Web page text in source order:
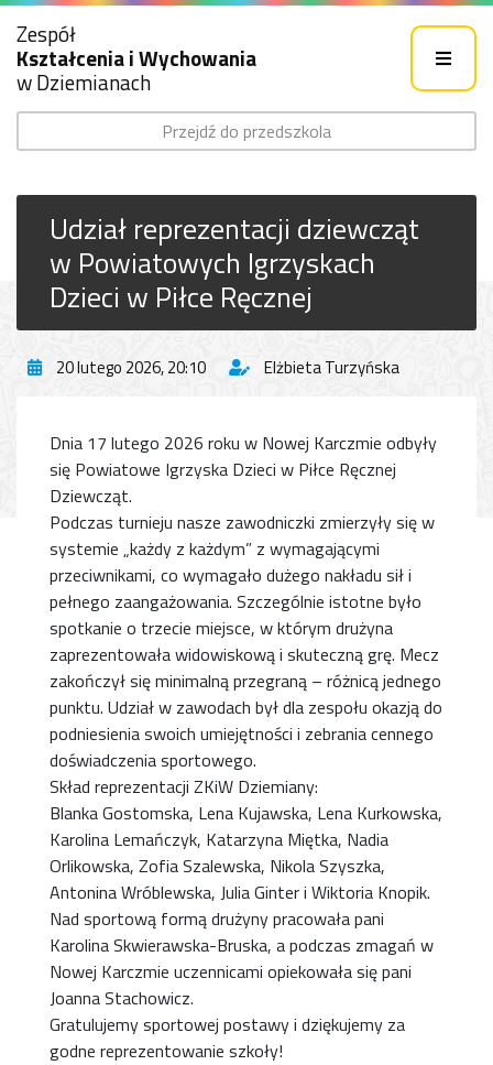
Zespół
Kształcenia i Wychowania
w Dziemianach
Przejdź do przedszkola
Udział reprezentacji dziewcząt
w Powiatowych Igrzyskach
Dzieci w Piłce Ręcznej
20 lutego 2026, 20:10 Elżbieta Turzyńska
Dnia 17 lutego 2026 roku w Nowej Karczmie odbyły
się Powiatowe Igrzyska Dzieci w Piłce Ręcznej
Dziewcząt.
Podczas turnieju nasze zawodniczki zmierzyły się w
systemie „każdy z każdym” z wymagającymi
przeciwnikami, co wymagało dużego nakładu sił i
pełnego zaangażowania. Szczególnie istotne było
spotkanie o trzecie miejsce, w którym drużyna
zaprezentowała widowiskową i skuteczną grę. Mecz
zakończył się minimalną przegraną – różnicą jednego
punktu. Udział w zawodach był dla zespołu okazją do
podniesienia swoich umiejętności i zebrania cennego
doświadczenia sportowego.
Skład reprezentacji ZKiW Dziemiany:
Blanka Gostomska, Lena Kujawska, Lena Kurkowska,
Karolina Lemańczyk, Katarzyna Miętka, Nadia
Orlikowska, Zofia Szalewska, Nikola Szyszka,
Antonina Wróblewska, Julia Ginter i Wiktoria Knopik.
Nad sportową formą drużyny pracowała pani
Karolina Skwierawska-Bruska, a podczas zmagań w
Nowej Karczmie uczennicami opiekowała się pani
Joanna Stachowicz.
Gratulujemy sportowej postawy i dziękujemy za
godne reprezentowanie szkoły!